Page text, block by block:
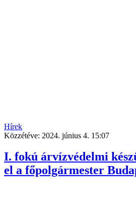
Hírek
Közzétéve: 2024. június 4. 15:07
I. fokú árvízvédelmi
el a főpolgármester